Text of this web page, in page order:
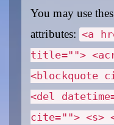
You may use
attributes: <a
title="">
<blockquote
<del
cite=""> <s>